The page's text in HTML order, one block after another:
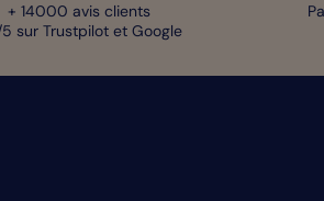
+ 14000 avis clients
sur Trustpilot et Google